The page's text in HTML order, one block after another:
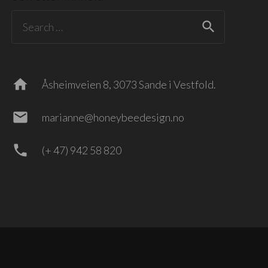
for:
home Åsheimveien 8, 3073 Sande i Vestfold.
mail marianne@honeybeedesign.no
phone (+ 47) 942 58 820